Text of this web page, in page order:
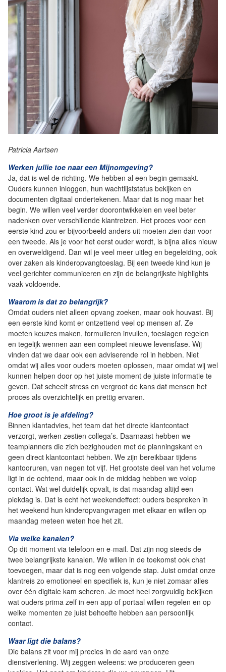
Patricia Aartsen
Werken jullie toe naar een Mijnomgeving?
Ja, dat is wel de richting. We hebben al een begin gemaakt.
Ouders kunnen inloggen, hun wachtlijststatus bekijken en
documenten digitaal ondertekenen. Maar dat is nog maar het
begin. We willen veel verder doorontwikkelen en veel beter
nadenken over verschillende klantreizen. Het proces voor een
eerste kind zou er bijvoorbeeld anders uit moeten zien dan voor
een tweede. Als je voor het eerst ouder wordt, is bijna alles nieuw
en overweldigend. Dan wil je veel meer uitleg en begeleiding, ook
over zaken als kinderopvangtoeslag. Bij een tweede kind kun je
veel gerichter communiceren en zijn de belangrijkste highlights
vaak voldoende.
Waarom is dat zo belangrijk?
Omdat ouders niet alleen opvang zoeken, maar ook houvast. Bij
een eerste kind komt er ontzettend veel op mensen af. Ze
moeten keuzes maken, formulieren invullen, toeslagen regelen
en tegelijk wennen aan een compleet nieuwe levensfase. Wij
vinden dat we daar ook een adviserende rol in hebben. Niet
omdat wij alles voor ouders moeten oplossen, maar omdat wij wel
kunnen helpen door op het juiste moment de juiste informatie te
geven. Dat scheelt stress en vergroot de kans dat mensen het
proces als overzichtelijk en prettig ervaren.
Hoe groot is je afdeling?
Binnen klantadvies, het team dat het directe klantcontact
verzorgt, werken zestien collega’s. Daarnaast hebben we
teamplanners die zich bezighouden met de planningskant en
geen direct klantcontact hebben. We zijn bereikbaar tijdens
kantooruren, van negen tot vijf. Het grootste deel van het volume
ligt in de ochtend, maar ook in de middag hebben we volop
contact. Wat wel duidelijk opvalt, is dat maandag altijd een
piekdag is. Dat is echt het weekendeffect: ouders bespreken in
het weekend hun kinderopvangvragen met elkaar en willen op
maandag meteen weten hoe het zit.
Via welke kanalen?
Op dit moment via telefoon en e-mail. Dat zijn nog steeds de
twee belangrijkste kanalen. We willen in de toekomst ook chat
toevoegen, maar dat is nog een volgende stap. Juist omdat onze
klantreis zo emotioneel en specifiek is, kun je niet zomaar alles
over één digitale kam scheren. Je moet heel zorgvuldig bekijken
wat ouders prima zelf in een app of portaal willen regelen en op
welke momenten ze juist behoefte hebben aan persoonlijk
contact.
Waar ligt die balans?
Die balans zit voor mij precies in de aard van onze
dienstverlening. Wij zeggen weleens: we produceren geen